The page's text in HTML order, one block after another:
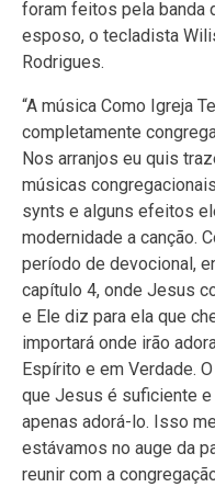
foram feitos pela banda
esposo, o tecladista
Rodrigues.
“A música Como Igreja
completamente
Nos arranjos eu quis
músicas
synts e alguns efeitos
modernidade a canção.
período de devocional,
capítulo 4, onde Jesus
e Ele diz para ela que
importará onde irão
Espírito e em Verdade.
que Jesus é suficiente e
apenas adorá-lo. Isso
estávamos no auge da
reunir com a